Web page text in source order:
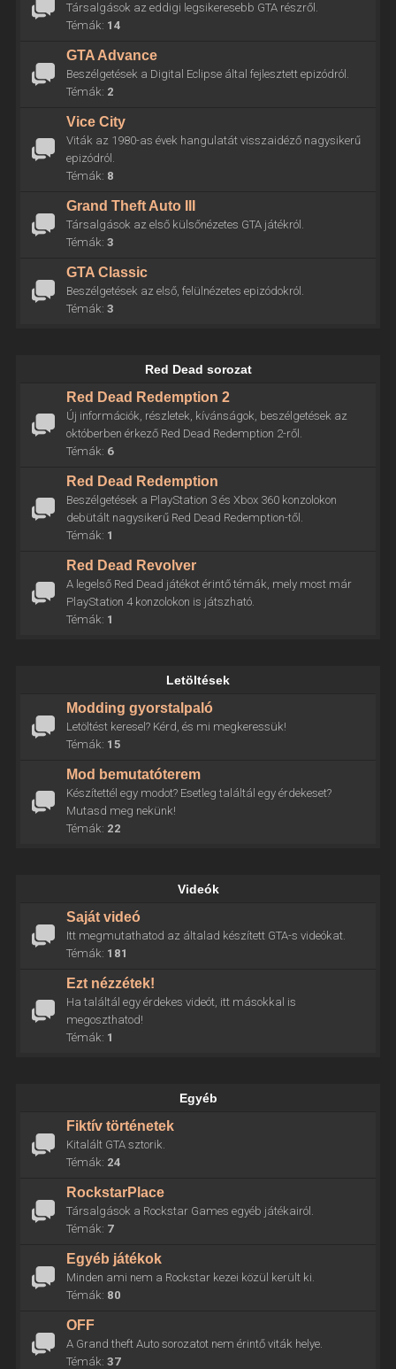
Társalgások az eddigi legsikeresebb GTA részről.
Témák: 14
GTA Advance
Beszélgetések a Digital Eclipse által fejlesztett epizódról.
Témák: 2
Vice City
Viták az 1980-as évek hangulatát visszaidéző nagysikerű
epizódról.
Témák: 8
Grand Theft Auto III
Társalgások az első külsőnézetes GTA játékról.
Témák: 3
GTA Classic
Beszélgetések az első, felülnézetes epizódokról.
Témák: 3
Red Dead sorozat
Red Dead Redemption 2
Új információk, részletek, kívánságok, beszélgetések az
októberben érkező Red Dead Redemption 2-ről.
Témák: 6
Red Dead Redemption
Beszélgetések a PlayStation 3 és Xbox 360 konzolokon
debütált nagysikerű Red Dead Redemption-től.
Témák: 1
Red Dead Revolver
A legelső Red Dead játékot érintő témák, mely most már
PlayStation 4 konzolokon is játszható.
Témák: 1
Letöltések
Modding gyorstalpaló
Letöltést keresel? Kérd, és mi megkeressük!
Témák: 15
Mod bemutatóterem
Készítettél egy modot? Esetleg találtál egy érdekeset?
Mutasd meg nekünk!
Témák: 22
Videók
Saját videó
Itt megmutathatod az általad készített GTA-s videókat.
Témák: 181
Ezt nézzétek!
Ha találtál egy érdekes videót, itt másokkal is
megoszthatod!
Témák: 1
Egyéb
Fiktív történetek
Kitalált GTA sztorik.
Témák: 24
RockstarPlace
Társalgások a Rockstar Games egyéb játékairól.
Témák: 7
Egyéb játékok
Minden ami nem a Rockstar kezei közül került ki.
Témák: 80
OFF
A Grand theft Auto sorozatot nem érintő viták helye.
Témák: 37